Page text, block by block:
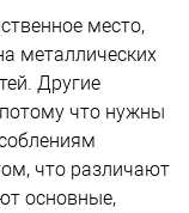
место,
металлических
Другие
что нужны
что различают
основные,